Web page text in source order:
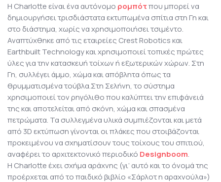
Η Charlotte είναι ένα αυτόνομο ρομπότπου μπορεί να
δημιουργήσει τρισδιάστατα εκτυπωμένα σπίτια στη Γη και
στο διάστημα, χωρίς να χρησιμοποιήσει τσιμέντο.
Αναπτύχθηκε από τις εταιρείες Crest Robotics και
Earthbuilt Technology και χρησιμοποιεί τοπικές πρώτες
ύλες για την κατασκευή τοίχων ή εξωτερικών χώρων. Στη
Γη, συλλέγει άμμο, χώμα και απόβλητα όπως τα
θρυμματισμένα τούβλα.Στη Σελήνη, το σύστημα
χρησιμοποιεί τον ρηγόλιθο που καλύπτει την επιφάνειά
της και αποτελείται από σκόνη, χώμα και σπασμένα
πετρώματα. Τα συλλεγμένα υλικά συμπιέζονται και μετά
από 3D εκτύπωση γίνονται οι πλάκες που στοιβάζονται
προκειμένου να σχηματίσουν τους τοίχους του σπιτιού,
αναφέρει το αρχιτεκτονικό περιοδικό Designboom.
Η Charlotte έχει σχήμα αράχνης (γι’ αυτό και το όνομά της
προέρχεται από το παιδικό βιβλίο «Σάρλοτ η αραχνούλα»)